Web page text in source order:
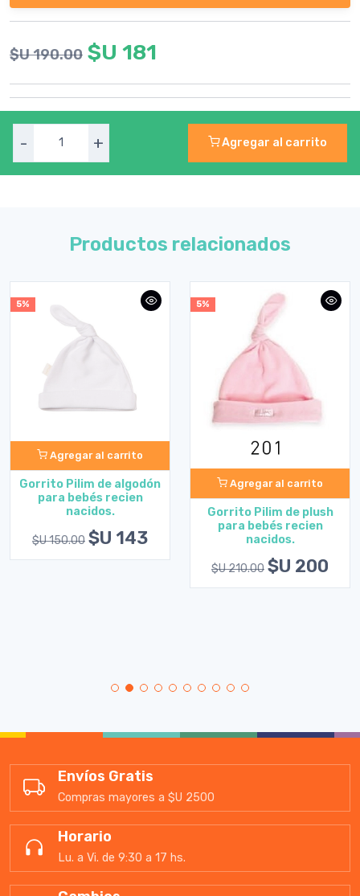
$U 190.00 $U 181
- + Agregar al carrito
Productos relacionados
5%
Agregar al carrito
Gorrito Pilim de algodón
para bebés recien
nacidos.
$U 150.00 $U 143
5%
Agregar al carrito
Gorrito Pilim de plush
para bebés recien
nacidos.
$U 210.00 $U 200
Envíos Gratis
Compras mayores a $U 2500
Horario
Lu. a Vi. de 9:30 a 17 hs.